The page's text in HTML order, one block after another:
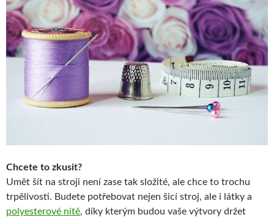
Chcete to zkusit?
Umět šít na stroji není zase tak složité, ale chce to trochu
trpělivosti. Budete potřebovat nejen šicí stroj, ale i látky a
polyesterové nitě, díky kterým budou vaše výtvory držet